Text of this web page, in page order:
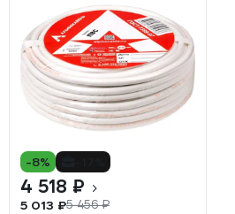
-8%
4 518 ₽
5 013 ₽5 456 ₽